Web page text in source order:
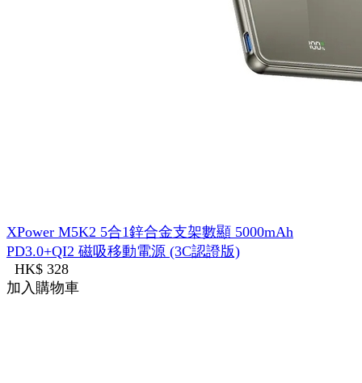
XPower M5K2 5合1鋅合金支架數顯 5000mAh
PD3.0+QI2 磁吸移動電源 (3C認證版)
HK$ 328
加入購物車